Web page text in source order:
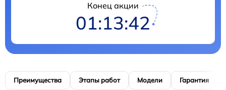
Конец акции
01:13:41
Преимущества Этапы работ Модели Гарантия